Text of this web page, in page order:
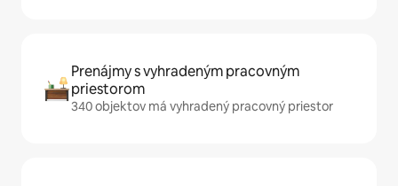
Prenájmy s vyhradeným pracovným
priestorom
340 objektov má vyhradený pracovný priestor